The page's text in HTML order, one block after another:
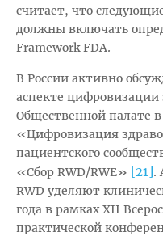
считает, что
должны включать
Framework FDA.
В России активно
аспекте цифровизации
Общественной палате
«Цифровизация
пациентского
«Сбор RWD/RWE» [21].
RWD уделяют
года в рамках XII
практической